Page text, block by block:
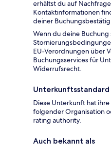
erhältst du auf
Kontaktinformationen
deiner
Wenn du deine
EU-Verordnungen über
Buchungsservices für
Widerrufsrecht.
Unterkunftsstandard
Diese Unterkunft hat
folgender Organisation
rating authority.
Auch bekannt als